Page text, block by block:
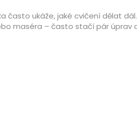
často ukáže, jaké cvičení dělat
maséra – často stačí pár úprav